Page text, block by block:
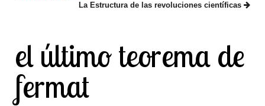
La Estructura de las revoluciones científicas
el último teorema de
fermat